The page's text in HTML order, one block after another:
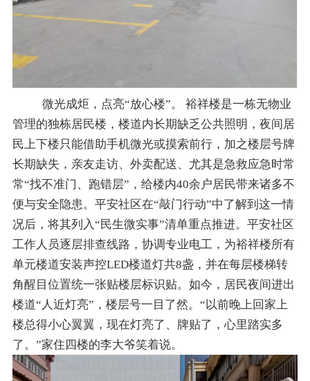
微光成炬，点亮“放心楼”。 裕祥楼是一栋无物业
管理的独栋居民楼，楼道内长期缺乏公共照明，夜间居
民上下楼只能借助手机微光或摸索前行，加之楼层号牌
长期缺失，亲友走访、外卖配送、尤其是急救应急时常
常“找不准门、跑错层”，给楼内40余户居民带来诸多不
便与安全隐患。平安社区在“敲门行动”中了解到这一情
况后，将其列入“民生微实事”清单重点推进。平安社区
工作人员逐层排查线路，协调专业电工，为裕祥楼所有
单元楼道安装声控LED楼道灯共8盏，并在每层楼梯转
角醒目位置统一张贴楼层标识贴。如今，居民夜间进出
楼道“人近灯亮”，楼层号一目了然。“以前晚上回家上
楼总得小心翼翼，现在灯亮了、牌贴了，心里踏实多
了。”家住四楼的李大爷笑着说。